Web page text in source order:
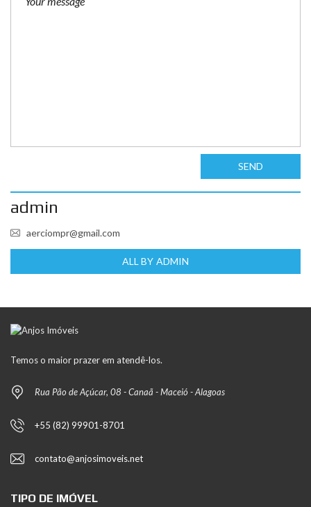
SEND
admin
aerciompr@gmail.com
ALL BY ADMIN
Temos o maior prazer em atendê-los.
Rua Pão de Açúcar, 08 - Canaã - Maceió - Alagoas
+55 (82) 99901-8701
contato@anjosimoveis.net
TIPO DE IMÓVEL